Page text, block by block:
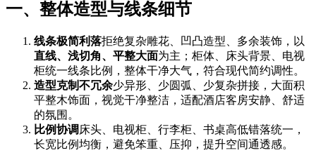
一、整体造型与线条细节
线条极简利落拒绝复杂雕花、凹凸造型、多余装饰，以
直线、浅切角、平整大面为主；柜体、床头背景、电视
柜统一线条比例，整体干净大气，符合现代简约调性。
造型克制不冗余少异形、少圆弧、少复杂拼接，大面积
平整木饰面，视觉干净整洁，适配酒店客房安静、舒适
的氛围。
比例协调 床头、电视柜、行李柜、书桌高低错落统一，
长宽比例均衡，避免笨重、压抑，提升空间通透感。